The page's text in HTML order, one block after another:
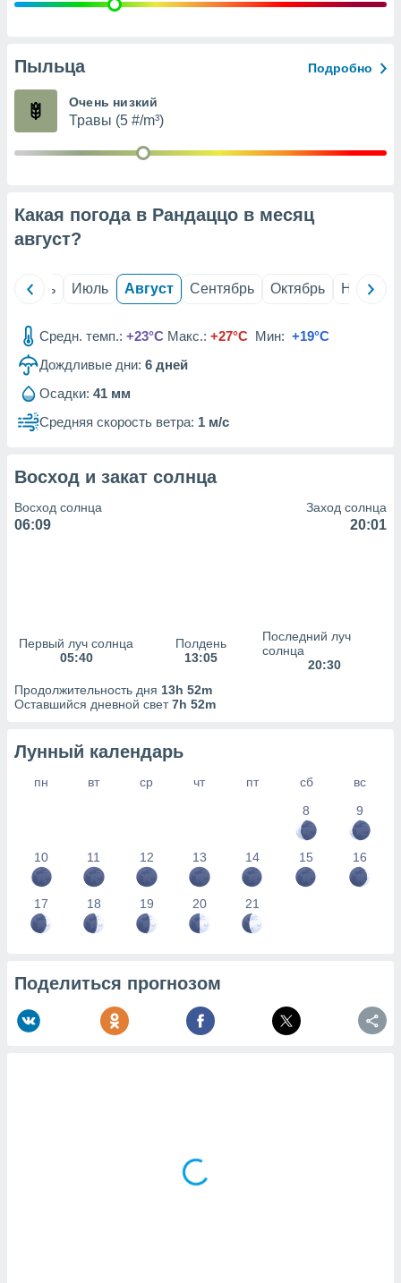
рекламы
сведения
1199
Пыльца Подробно
Очень низкий
Травы (5 #/m³)
Какая погода в Рандаццо в месяц
август?
Июнь Июль Август Сентябрь Октябрь Ноябрь
Средн. темп.: +23°C Макс.: +27°C Мин: +19°C
Дождливые дни: 6 дней
Осадки: 41 мм
Средняя скорость ветра: 1 м/с
Восход и закат солнца
Восход солнца
06:09
Заход солнца
20:01
Первый луч солнца
05:40
Полдень
13:05
Последний луч
солнца
20:30
Продолжительность дня 13h 52m
Оставшийся дневной свет7h 52m
Лунный календарь
пн вт ср чт пт сб
вс
8
9
10 11 12 13 14 15 16
17 18 19 20 21
Поделиться прогнозом